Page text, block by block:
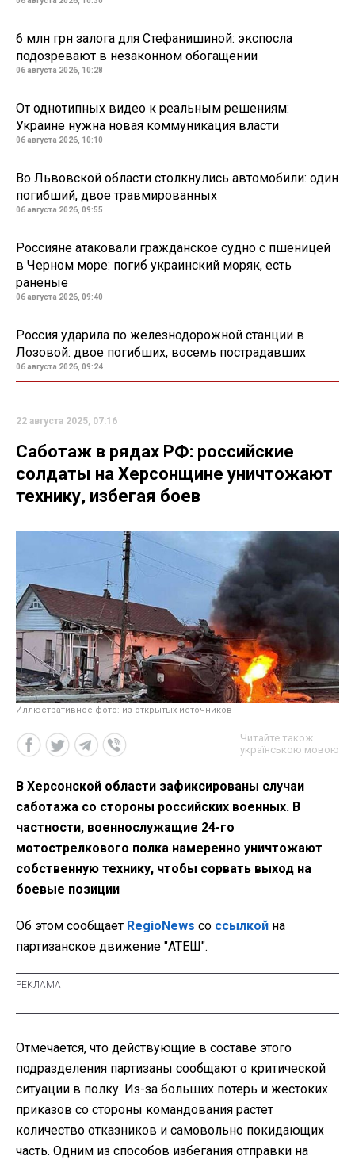
6 млн грн залога для Стефанишиной: экспосла
подозревают в незаконном обогащении
06 августа 2026, 10:28
От однотипных видео к реальным решениям:
Украине нужна новая коммуникация власти
06 августа 2026, 10:10
Во Львовской области столкнулись автомобили: один
погибший, двое травмированных
06 августа 2026, 09:55
Россияне атаковали гражданское судно с пшеницей
в Черном море: погиб украинский моряк, есть
раненые
06 августа 2026, 09:40
Россия ударила по железнодорожной станции в
Лозовой: двое погибших, восемь пострадавших
06 августа 2026, 09:24
22 августа 2025, 07:16
Саботаж в рядах РФ: российские
солдаты на Херсонщине уничтожают
технику, избегая боев
Иллюстративное фото: из открытых источников
Читайте також
українською мовою
В Херсонской области зафиксированы случаи
саботажа со стороны российских военных. В
частности, военнослужащие 24-го
мотострелкового полка намеренно уничтожают
собственную технику, чтобы сорвать выход на
боевые позиции
Об этом сообщает RegioNews со ссылкой на
партизанское движение "АТЕШ".
Отмечается, что действующие в составе этого
подразделения партизаны сообщают о критической
ситуации в полку. Из-за больших потерь и жестоких
приказов со стороны командования растет
количество отказников и самовольно покидающих
часть. Одним из способов избегания отправки на